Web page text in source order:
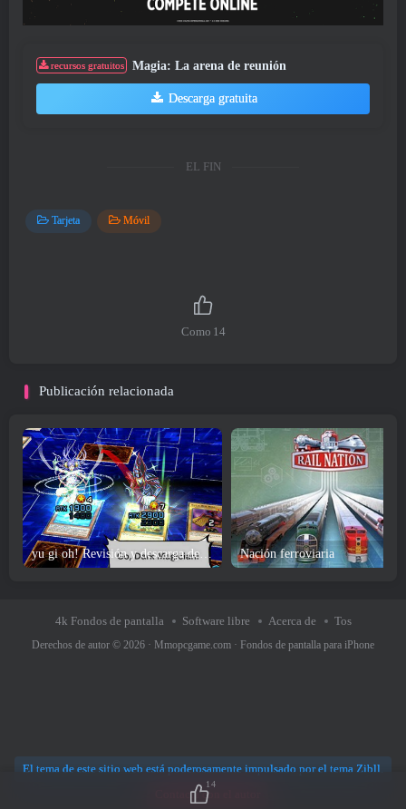
recursos gratuitos Magia: La arena de reunión
Descarga gratuita
EL FIN
Tarjeta Móvil
Como 14
Publicación relacionada
yu gi oh! Revisión y descarga del juego Duel Links Nación ferroviaria
4k Fondos de pantalla Software libre Acerca de Tos
Derechos de autor © 2026 · Mmopcgame.com · Fondos de pantalla para iPhone
14
El tema de este sitio web está poderosamente impulsado por el tema Zibll.
Contacta con el autor